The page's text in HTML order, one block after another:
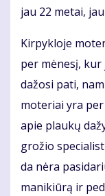
jau 22 me­tai,
Kir­pyk­lo­je
per mė­ne­sį,
da­žo­si pa­ti,
mo­te­riai yra
apie plau­kų
gro­žio
da nė­ra
ma­ni­kiū­rą ir